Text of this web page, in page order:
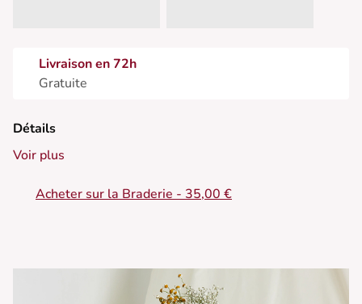
Livraison en 72h
Gratuite
Détails
Voir plus
Acheter sur la Braderie - 35,00 €